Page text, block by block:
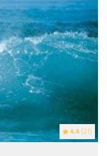
4.4 (21)